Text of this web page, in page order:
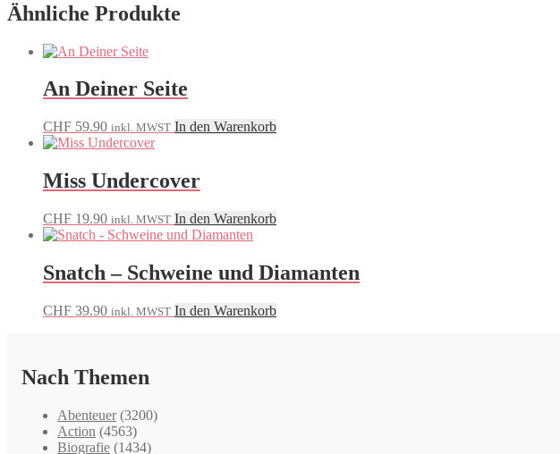
Ähnliche Produkte
An Deiner Seite
CHF 59.90 inkl. MWST In den Warenkorb
Miss Undercover
CHF 19.90 inkl. MWST In den Warenkorb
Snatch – Schweine und Diamanten
CHF 39.90 inkl. MWST In den Warenkorb
Nach Themen
Abenteuer (3200)
Action (4563)
Biografie (1434)